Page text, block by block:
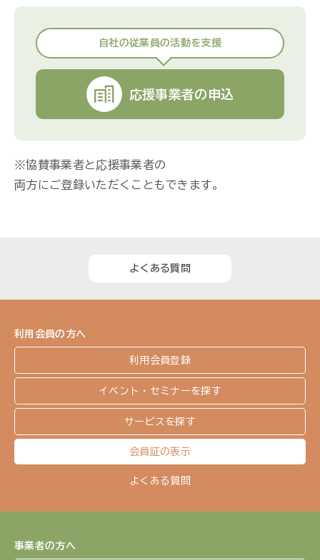
自社の従業員の活動を支援
応援事業者の申込
※協賛事業者と応援事業者の
両方にご登録いただくこともできます。
よくある質問
利用会員の方へ
利用会員登録
イベント・セミナーを探す
サービスを探す
会員証の表示
よくある質問
事業者の方へ